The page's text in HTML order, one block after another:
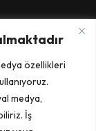
özellikleri
medya,
İş